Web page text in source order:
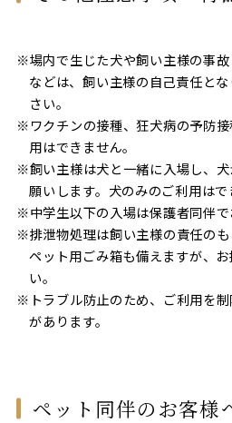
※場内で生じた犬や飼い主様の事
などは、飼い主様の自己責任と
さい。
※ワクチンの接種、狂犬病の予防
用はできません。
※飼い主様は犬と一緒に入場し、
願いします。犬のみのご利用はで
※中学生以下の入場は保護者同伴で
※排泄物処理は飼い主様の責任の
ペット用ごみ箱も備えますが、
い。
※トラブル防止のため、ご利用を
があります。
ペット同伴のお客様